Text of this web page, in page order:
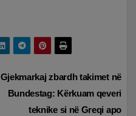
Gjekmarkaj zbardh takimet në
Bundestag: Kërkuam qeveri
teknike si në Greqi apo